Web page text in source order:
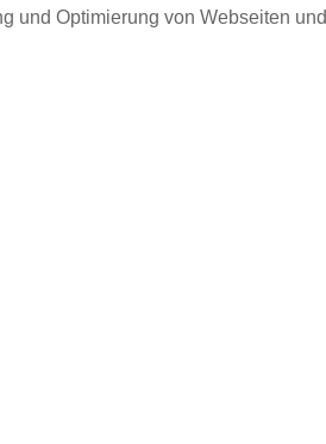
und Optimierung von Webseiten und